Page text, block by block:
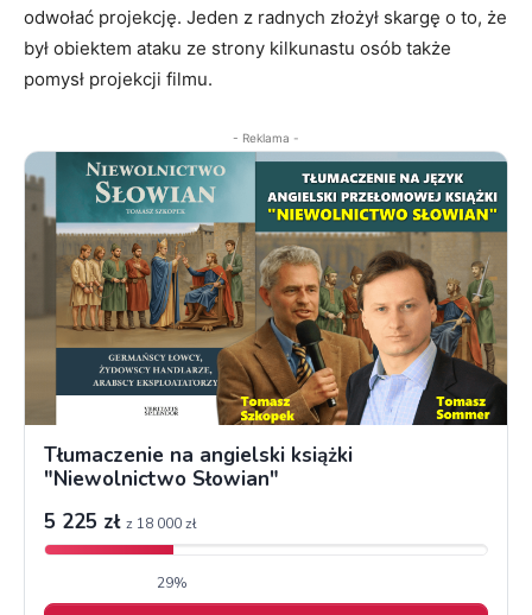
odwołać projekcję. Jeden z radnych złożył skargę o to, że
był obiektem ataku ze strony kilkunastu osób także
pomysł projekcji filmu.
- Reklama -